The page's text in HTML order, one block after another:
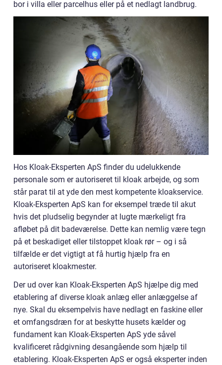
bor i villa eller parcelhus eller på et nedlagt landbrug.
Hos Kloak-Eksperten ApS finder du udelukkende
personale som er autoriseret til kloak arbejde, og som
står parat til at yde den mest kompetente kloakservice.
Kloak-Eksperten ApS kan for eksempel træde til akut
hvis det pludselig begynder at lugte mærkeligt fra
afløbet på dit badeværelse. Dette kan nemlig være tegn
på et beskadiget eller tilstoppet kloak rør – og i så
tilfælde er det vigtigt at få hurtig hjælp fra en
autoriseret kloakmester.
Der ud over kan Kloak-Eksperten ApS hjælpe dig med
etablering af diverse kloak anlæg eller anlæggelse af
nye. Skal du eksempelvis have nedlagt en faskine eller
et omfangsdræn for at beskytte husets kælder og
fundament kan Kloak-Eksperten ApS yde såvel
kvalificeret rådgivning desangående som hjælp til
etablering. Kloak-Eksperten ApS er også eksperter inden